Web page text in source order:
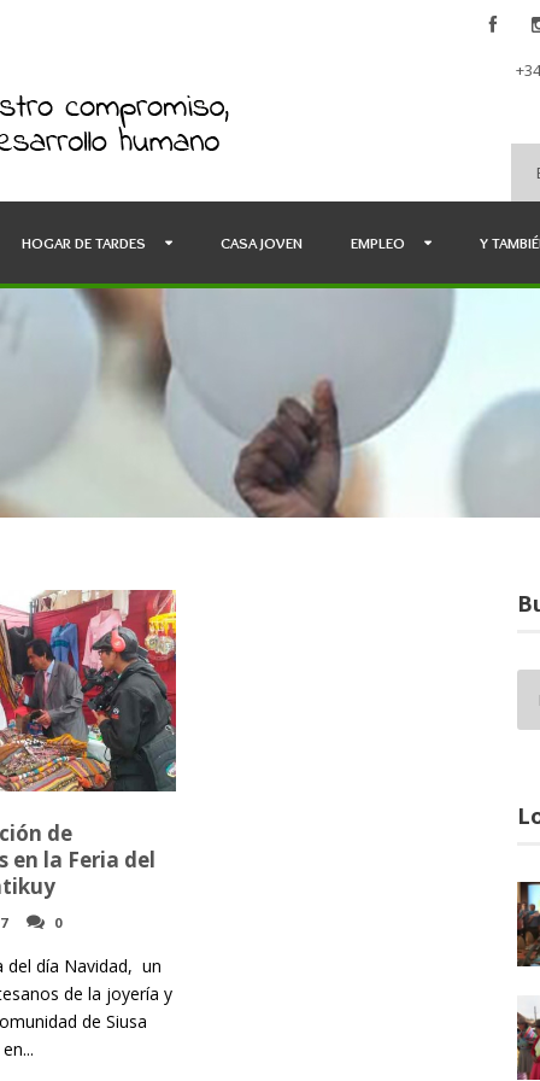
HOGAR DE TARDES CASA JOVEN EMPLEO Y
de
en la Feria del
0
del día Navidad, un
de la joyería y
de Siusa